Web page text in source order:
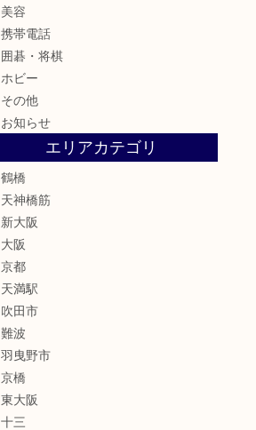
美容
携帯電話
囲碁・将棋
ホビー
その他
お知らせ
エリアカテゴリ
鶴橋
天神橋筋
新大阪
大阪
京都
天満駅
吹田市
難波
羽曳野市
京橋
東大阪
十三